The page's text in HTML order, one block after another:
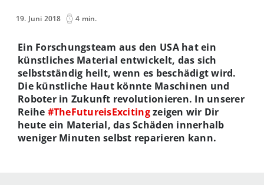
19. Juni 2018 4 min.
Ein Forschungsteam aus den USA hat ein
künstliches Material entwickelt, das sich
selbstständig heilt, wenn es beschädigt wird.
Die künstliche Haut könnte Maschinen und
Roboter in Zukunft revolutionieren. In unserer
Reihe #TheFutureisExcitingzeigen wir Dir
heute ein Material, das Schäden innerhalb
weniger Minuten selbst reparieren kann.